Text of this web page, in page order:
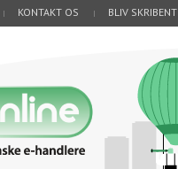
KONTAKT OS BLIV SKRIBENT